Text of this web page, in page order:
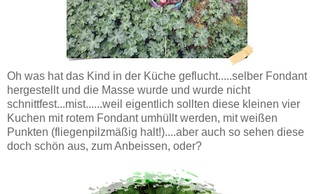
Oh was hat das Kind in der Küche geflucht.....selber Fondant
hergestellt und die Masse wurde und wurde nicht
schnittfest...mist......weil eigentlich sollten diese kleinen vier
Kuchen mit rotem Fondant umhüllt werden, mit weißen
Punkten (fliegenpilzmäßig halt!)....aber auch so sehen diese
doch schön aus, zum Anbeissen, oder?